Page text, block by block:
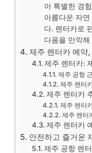
아 특별한 경
아름다운 자
다. 렌터카로
다움을 만끽해
제주 렌터카 예약
제주 렌터카:
제주 공항
제주 렌터
제주 렌터카
제주 렌터
제주 렌터
제주 렌터카
안전하고 즐거운
제주 공항 렌